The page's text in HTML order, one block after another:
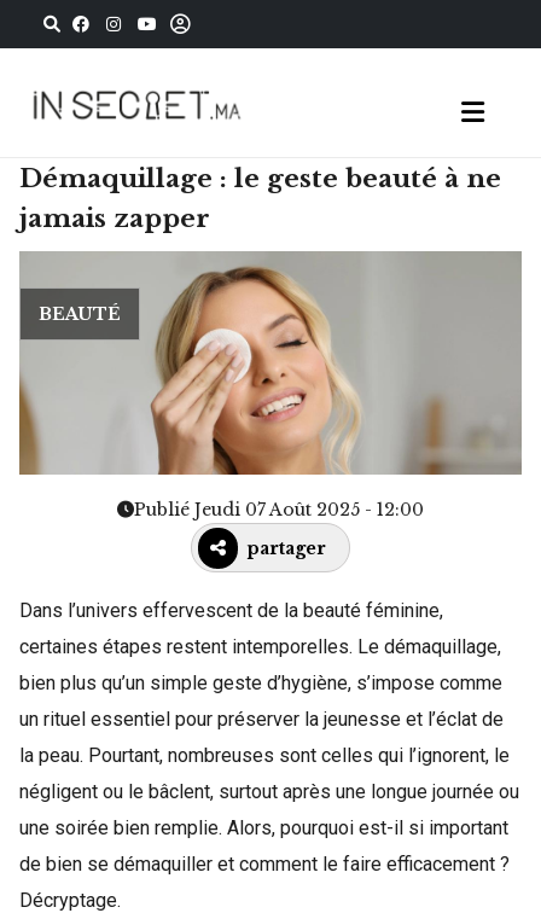
Démaquillage : le geste beauté à ne
jamais zapper
BEAUTÉ
Publié Jeudi 07 Août 2025 - 12:00
partager
Dans l’univers effervescent de la beauté féminine,
certaines étapes restent intemporelles. Le démaquillage,
bien plus qu’un simple geste d’hygiène, s’impose comme
un rituel essentiel pour préserver la jeunesse et l’éclat de
la peau. Pourtant, nombreuses sont celles qui l’ignorent, le
négligent ou le bâclent, surtout après une longue journée ou
une soirée bien remplie. Alors, pourquoi est-il si important
de bien se démaquiller et comment le faire efficacement ?
Décryptage.